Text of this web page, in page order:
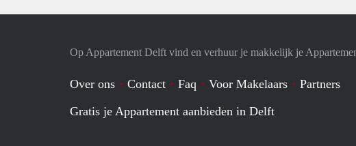
Op Appartement Delft vind en verhuur je makkelijk je
Over ons Contact Faq Voor Makelaars
Partners
Gratis je Appartement aanbieden in Delft